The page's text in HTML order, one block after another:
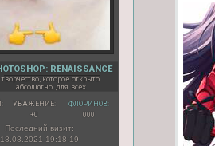
RENAISSANCE
творчество, которое открыто
абсолютно для всех
УВАЖЕНИЕ:
+0
ФЛОРИНОВ:
000
Последний визит:
18.08.2021 19:18:19